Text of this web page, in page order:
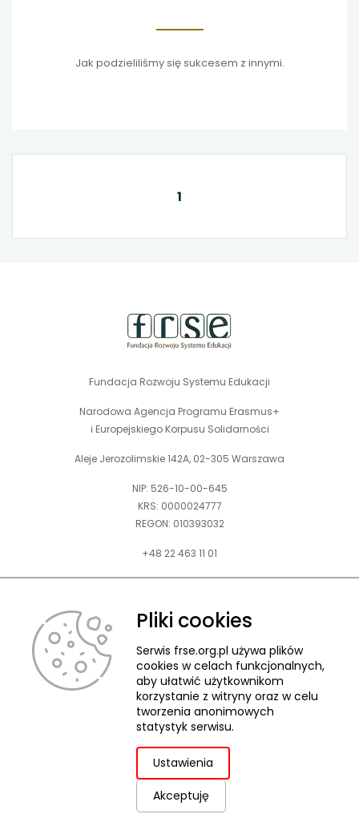
Jak podzieliliśmy się sukcesem z innymi.
1
Fundacja Rozwoju Systemu Edukacji
Narodowa Agencja Programu Erasmus+
i Europejskiego Korpusu Solidarności
Aleje Jerozolimskie 142A, 02-305 Warszawa
NIP: 526-10-00-645
KRS: 0000024777
REGON: 010393032
+48 22 463 11 01
Zapraszamy do kontaktu telefonicznego w godz. 9-15.
kontakt@frse.org.pl
© 2026 Fundacja Rozwoju Systemu Edukacji
Ochrona danych osobowych
ZGŁASZANIE NARUSZEŃ
Projekt i realizacja:
Pliki cookies
Serwis frse.org.pl używa plików
cookies w celach funkcjonalnych,
aby ułatwić użytkownikom
korzystanie z witryny oraz w celu
tworzenia anonimowych
statystyk serwisu.
Ustawienia
Akceptuję